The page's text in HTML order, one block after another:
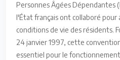
Personnes Âgées Dépendantes
l'État français ont collaboré pour
conditions de vie des résidents.
24 janvier 1997, cette
essentiel pour le